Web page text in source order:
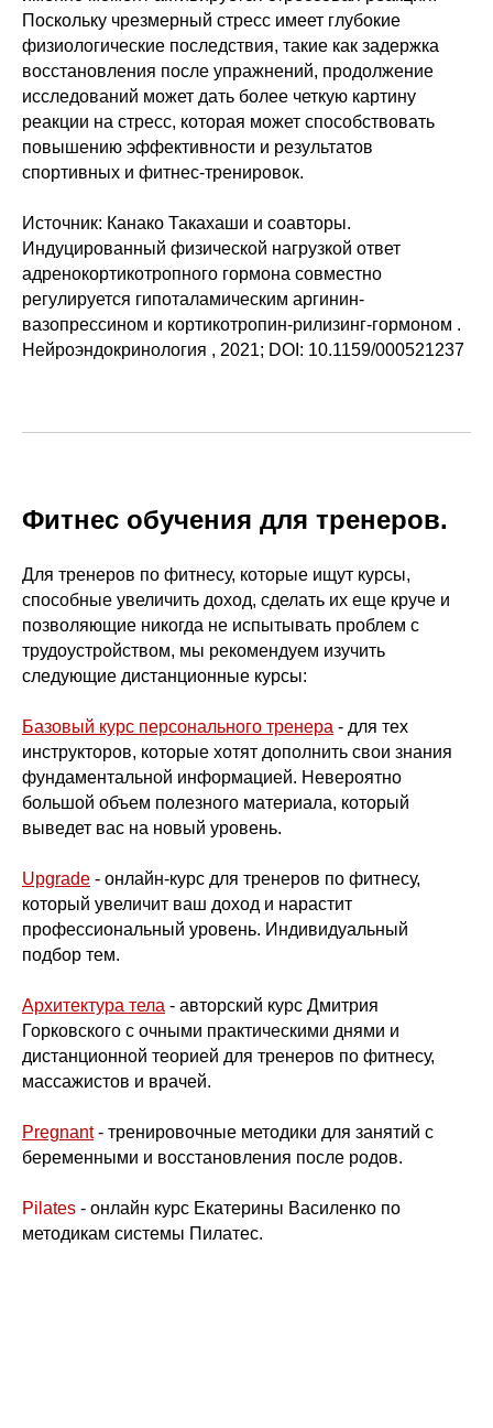
Поскольку чрезмерный стресс имеет глубокие
физиологические последствия, такие как задержка
восстановления после упражнений, продолжение
исследований может дать более четкую картину
реакции на стресс, которая может способствовать
повышению эффективности и результатов
спортивных и фитнес-тренировок.
Источник: Канако Такахаши и соавторы.
Индуцированный физической нагрузкой ответ
адренокортикотропного гормона совместно
регулируется гипоталамическим аргинин-
вазопрессином и кортикотропин-рилизинг-гормоном .
Нейроэндокринология , 2021; DOI: 10.1159/000521237
Фитнес обучения для тренеров.
Для тренеров по фитнесу, которые ищут курсы,
способные увеличить доход, сделать их еще круче и
позволяющие никогда не испытывать проблем с
трудоустройством, мы рекомендуем изучить
следующие дистанционные курсы:
Базовый курс персонального тренера - для тех
инструкторов, которые хотят дополнить свои знания
фундаментальной информацией. Невероятно
большой объем полезного материала, который
выведет вас на новый уровень.
Upgrade - онлайн-курс для тренеров по фитнесу,
который увеличит ваш доход и нарастит
профессиональный уровень. Индивидуальный
подбор тем.
Архитектура тела - авторский курс Дмитрия
Горковского с очными практическими днями и
дистанционной теорией для тренеров по фитнесу,
массажистов и врачей.
Pregnant- тренировочные методики для занятий с
беременными и восстановления после родов.
Pilates - онлайн курс Екатерины Василенко по
методикам системы Пилатес.